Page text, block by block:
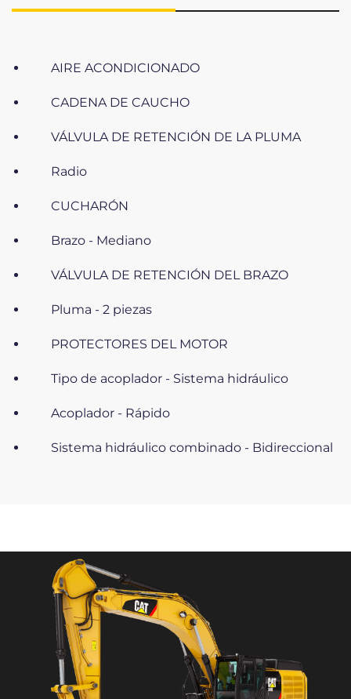
AIRE ACONDICIONADO
CADENA DE CAUCHO
VÁLVULA DE RETENCIÓN DE LA PLUMA
Radio
CUCHARÓN
Brazo - Mediano
VÁLVULA DE RETENCIÓN DEL BRAZO
Pluma - 2 piezas
PROTECTORES DEL MOTOR
Tipo de acoplador - Sistema hidráulico
Acoplador - Rápido
Sistema hidráulico combinado - Bidireccional